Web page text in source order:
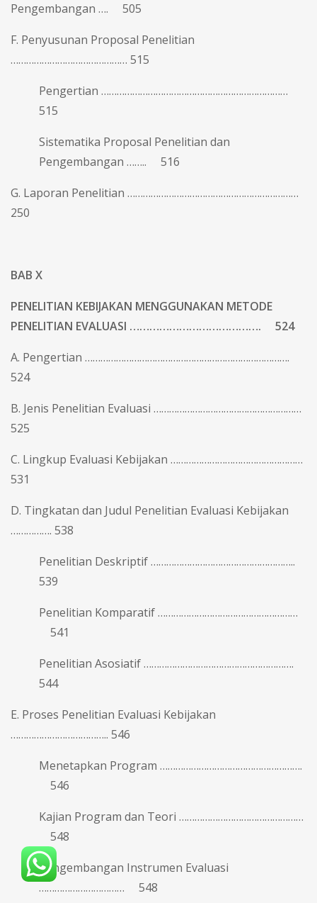
Pengembangan …. 505
F. Penyusunan Proposal Penelitian
……………………………………… 515
Pengertian ………………………………………………………………
515
Sistematika Proposal Penelitian dan
Pengembangan …….. 516
G. Laporan Penelitian …………………………………………………………
250
BAB X
PENELITIAN KEBIJAKAN MENGGUNAKAN METODE
PENELITIAN EVALUASI …………………………………. 524
A. Pengertian …………………………………………………………………….
524
B. Jenis Penelitian Evaluasi …………………………………………………
525
C. Lingkup Evaluasi Kebijakan ……………………………………………
531
D. Tingkatan dan Judul Penelitian Evaluasi Kebijakan
……………. 538
Penelitian Deskriptif ………………………………………………..
539
Penelitian Komparatif ………………………………………………
541
Penelitian Asosiatif ………………………………………………….
544
E. Proses Penelitian Evaluasi Kebijakan
……………………………….. 546
Menetapkan Program ……………………………………………….
546
Kajian Program dan Teori …………………………………………
548
Pengembangan Instrumen Evaluasi
…………………………… 548